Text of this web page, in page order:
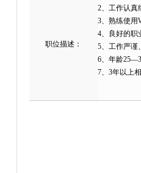
职位描述：
2、工作认真
3、熟练使用
4、良好的职
5、工作严谨
6、年龄
7、 3年以上